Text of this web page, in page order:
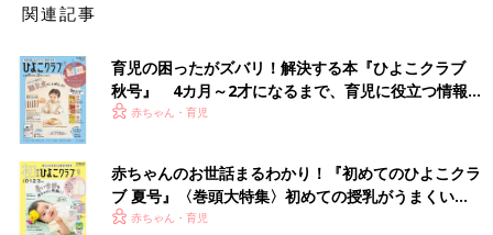
こちらは「バレルレッグジーンズ」です。moekoさんはデニム
♪ 形がかわいくお買い得価格なので、色違いでもう一本買おうか
と迷っているんだとか。ほどよいゆったり具合も良いですよね。
ふんわりシルエットのデニムで、おしゃれなカジュ
アルコーデ！
関連記事
育児の困ったがズバリ！解決する本『ひよこクラブ
秋号』 4カ月～2才になるまで、育児に役立つ情報が
いっぱい！
赤ちゃん・育児
赤ちゃんのお世話まるわかり！『初めてのひよこクラ
ブ 夏号』〈巻頭大特集〉初めての授乳がうまくい
く！ おっぱい・ミルクの基本と夏のトラブル 解決テ
赤ちゃん・育児